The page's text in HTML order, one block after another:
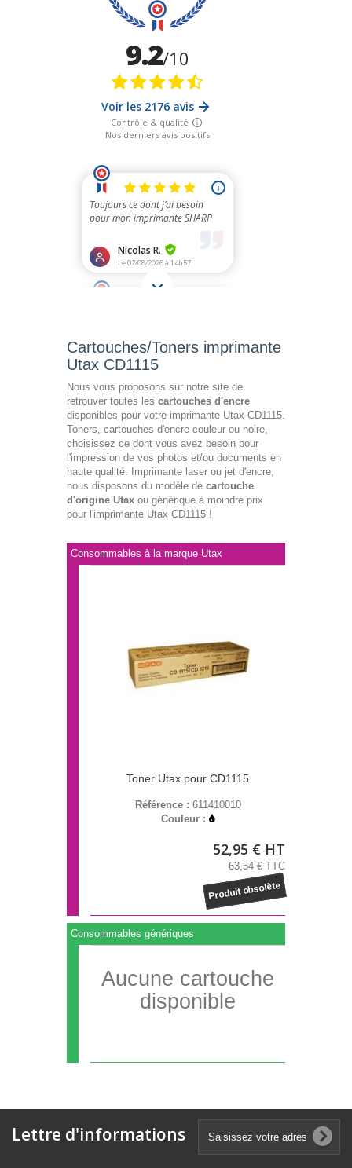
Cartouches/Toners imprimante
Utax CD1115
Nous vous proposons sur notre site de
retrouver toutes les cartouches d'encre
disponibles pour votre imprimante Utax CD1115.
Toners, cartouches d'encre couleur ou noire,
choisissez ce dont vous avez besoin pour
l'impression de vos photos et/ou documents en
haute qualité. Imprimante laser ou jet d'encre,
nous disposons du modèle de cartouche
d'origine Utax ou générique à moindre prix
pour l'imprimante Utax CD1115 !
Consommables à la marque Utax
Toner Utax pour CD1115
Référence : 611410010
Couleur :
52,95 € HT
63,54 € TTC
Produit obsolète
Consommables génériques
Aucune cartouche
disponible
Lettre d'informations